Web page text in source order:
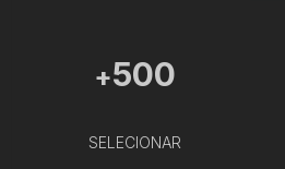
+500
SELECIONAR